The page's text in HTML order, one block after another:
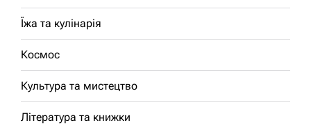
Їжа та кулінарія
Космос
Культура та мистецтво
Література та книжки